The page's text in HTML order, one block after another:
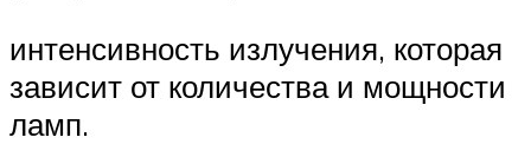
интенсивность излучения, которая
зависит от количества и мощности
ламп.